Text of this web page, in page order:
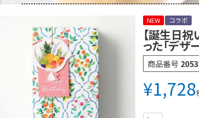
NEW コラボ
【誕生日
った「デザ
商品番号
¥1,728